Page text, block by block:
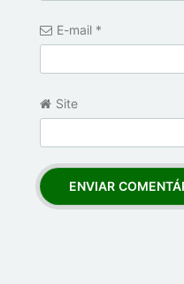
E-mail *
Site